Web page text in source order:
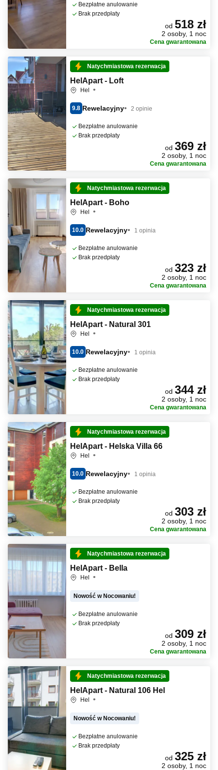
Bezpłatne anulowanie
Brak przedpłaty
od 518 zł
2 osoby, 1 noc
Cena gwarantowana
Natychmiastowa rezerwacja
HelApart - Loft
Hel
9.8 Rewelacyjny 2 opinie
Bezpłatne anulowanie
Brak przedpłaty
od 369 zł
2 osoby, 1 noc
Cena gwarantowana
Natychmiastowa rezerwacja
HelApart - Boho
Hel
10.0 Rewelacyjny 1 opinia
Bezpłatne anulowanie
Brak przedpłaty
od 323 zł
2 osoby, 1 noc
Cena gwarantowana
Natychmiastowa rezerwacja
HelApart - Natural 301
Hel
10.0 Rewelacyjny 1 opinia
Bezpłatne anulowanie
Brak przedpłaty
od 344 zł
2 osoby, 1 noc
Cena gwarantowana
Natychmiastowa rezerwacja
HelApart - Helska Villa 66
Hel
10.0 Rewelacyjny 1 opinia
Bezpłatne anulowanie
Brak przedpłaty
od 303 zł
2 osoby, 1 noc
Cena gwarantowana
Natychmiastowa rezerwacja
HelApart - Bella
Hel
Nowość w Nocowaniu!
Bezpłatne anulowanie
Brak przedpłaty
od 309 zł
2 osoby, 1 noc
Cena gwarantowana
Natychmiastowa rezerwacja
HelApart - Natural 106 Hel
Hel
Nowość w Nocowaniu!
Bezpłatne anulowanie
Brak przedpłaty
od 325 zł
2 osoby, 1 noc